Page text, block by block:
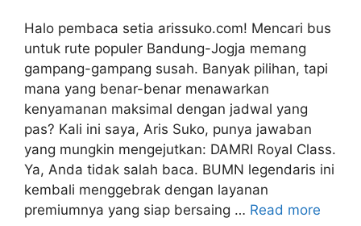
Halo pembaca setia arissuko.com! Mencari bus
untuk rute populer Bandung-Jogja memang
gampang-gampang susah. Banyak pilihan, tapi
mana yang benar-benar menawarkan
kenyamanan maksimal dengan jadwal yang
pas? Kali ini saya, Aris Suko, punya jawaban
yang mungkin mengejutkan: DAMRI Royal Class.
Ya, Anda tidak salah baca. BUMN legendaris ini
kembali menggebrak dengan layanan
premiumnya yang siap bersaing … Read more